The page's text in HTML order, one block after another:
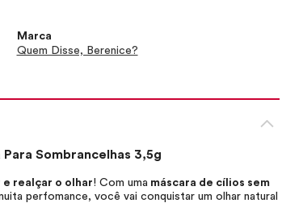
Marca
Quem Disse, Berenice?
Sombrancelhas 3,5g
e realçar o olhar! Com uma máscara de cílios sem
perfomance, você vai conquistar um olhar natural